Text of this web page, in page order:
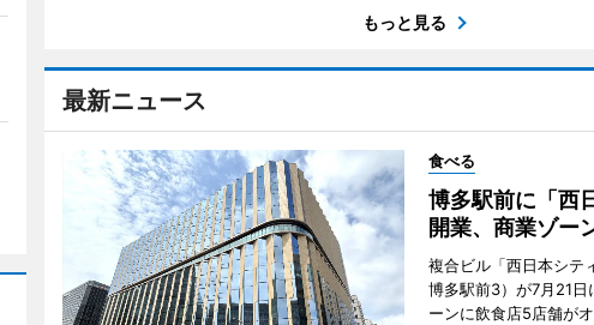
もっと見る
最新ニュース
食べる
博多駅前に「西
開業、商業ゾー
複合ビル「西日本シテ
博多駅前3）が7月21日
ーンに飲食店5店舗がオ